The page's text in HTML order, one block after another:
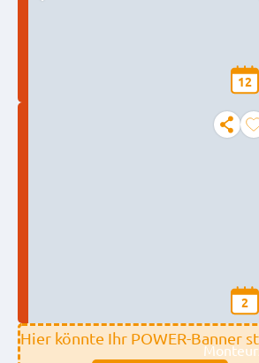
12
2
Hier könnte Ihr POWER-Banner